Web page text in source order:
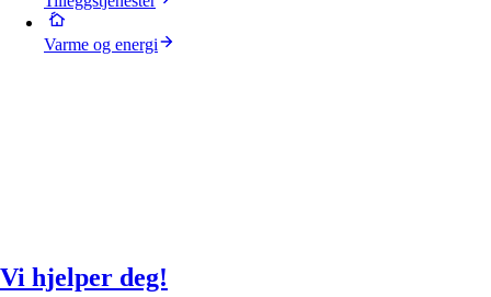
Varme og energi
Vi hjelper deg!